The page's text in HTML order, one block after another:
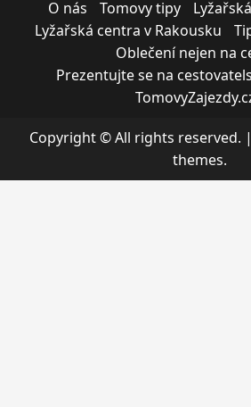
O nás Tomovy tipy
Lyžařská centra v Rakousku
Oblečení nejen na
Prezentujte se na
Copyright © All rights reserved. |
themes.